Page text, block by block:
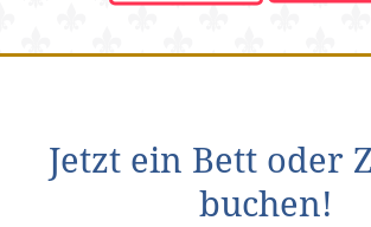
Jetzt ein Bett oder
buchen!